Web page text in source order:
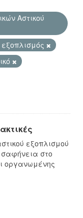
Αστικού
εξοπλισμός
εξοπλισμού
σαφήνεια στο
οργανωμένης